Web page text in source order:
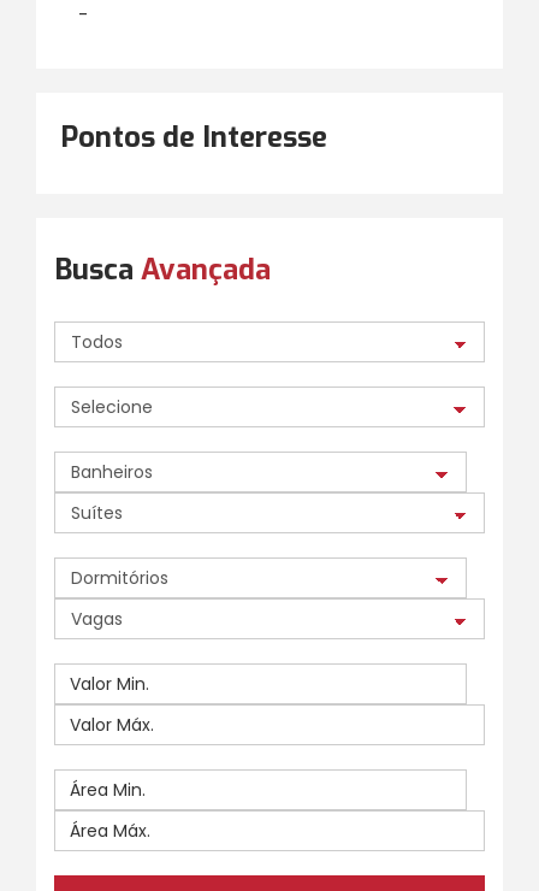
-
Pontos de Interesse
Busca Avançada